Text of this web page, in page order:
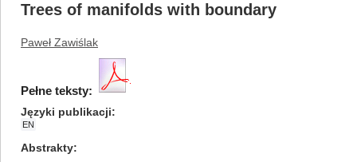
Trees of manifolds with boundary
Paweł Zawiślak
Pełne teksty:
Języki publikacji
EN
Abstrakty